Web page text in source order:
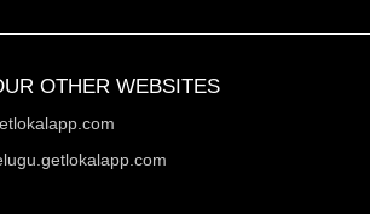
OTHER WEBSITES